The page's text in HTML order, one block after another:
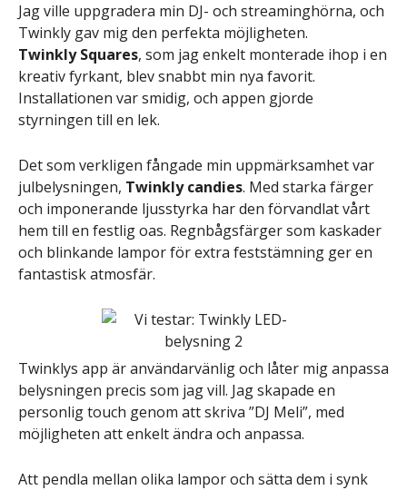
Jag ville uppgradera min DJ- och streaminghörna, och
Twinkly gav mig den perfekta möjligheten.
Twinkly Squares, som jag enkelt monterade ihop i en
kreativ fyrkant, blev snabbt min nya favorit.
Installationen var smidig, och appen gjorde
styrningen till en lek.
Det som verkligen fångade min uppmärksamhet var
julbelysningen, Twinkly candies. Med starka färger
och imponerande ljusstyrka har den förvandlat vårt
hem till en festlig oas. Regnbågsfärger som kaskader
och blinkande lampor för extra feststämning ger en
fantastisk atmosfär.
Twinklys app är användarvänlig och låter mig anpassa
belysningen precis som jag vill. Jag skapade en
personlig touch genom att skriva ”DJ Meli”, med
möjligheten att enkelt ändra och anpassa.
Att pendla mellan olika lampor och sätta dem i synk